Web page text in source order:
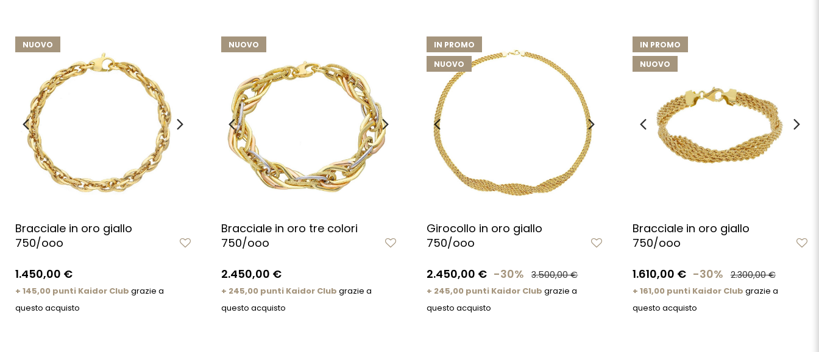
NUOVO
Bracciale in oro giallo
750/ooo
1.450,00 €
+ 145,00 punti Kaidor Club grazie a
questo acquisto
NUOVO
Bracciale in oro tre colori
750/ooo
2.450,00 €
+ 245,00 punti Kaidor Club grazie a
questo acquisto
IN PROMO
NUOVO
Girocollo in oro giallo
750/ooo
2.450,00 € -30% 3.500,00 €
+ 245,00 punti Kaidor Club grazie a
questo acquisto
IN PROMO
NUOVO
Bracciale in oro giallo
750/ooo
1.610,00 € -30% 2.300,00 €
+ 161,00 punti Kaidor Club grazie a
questo acquisto